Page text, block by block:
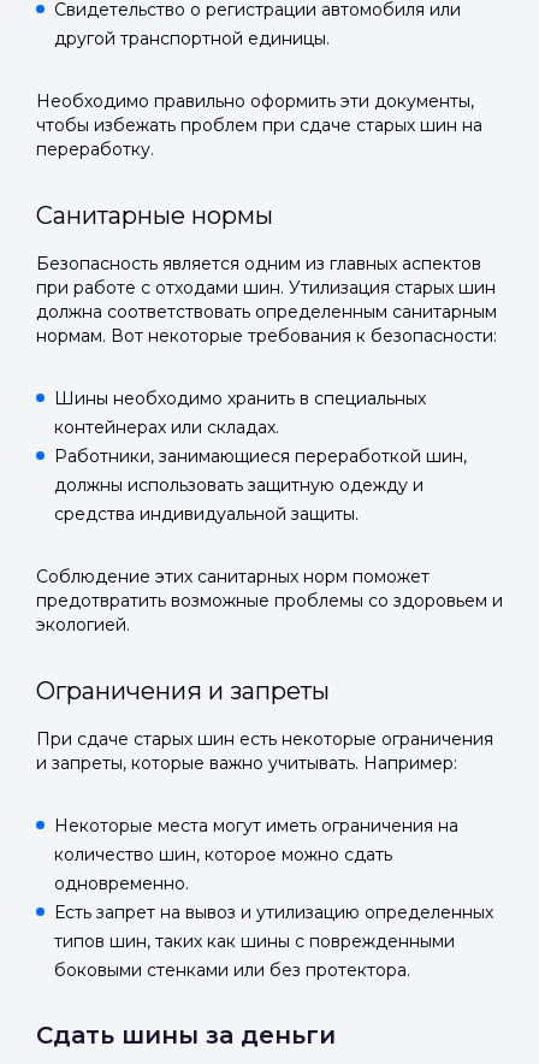
Войти в
Мы отправим код для входа на ваш
номер телефона.
Отправить код
Отправьте заявку через мессенджер-бот — магазины
AI-оценка прямо в чате.
Telegram
или подайте через форму на сайте
Войти в ЛК и заполнить форму
Отправьте заявку через мессенджер-бот — магазины
AI-оценка прямо в чате.
Telegram
или подайте через форму на сайте
Войти в ЛК и заполнить форму
Свидетельство о регистрации автомобиля или
другой транспортной единицы.
Необходимо правильно оформить эти документы,
чтобы избежать проблем при сдаче старых шин на
переработку.
Санитарные нормы
Безопасность является одним из главных аспектов
при работе с отходами шин. Утилизация старых шин
должна соответствовать определенным санитарным
нормам. Вот некоторые требования к безопасности:
Шины необходимо хранить в специальных
контейнерах или складах.
Работники, занимающиеся переработкой шин,
должны использовать защитную одежду и
средства индивидуальной защиты.
Соблюдение этих санитарных норм поможет
предотвратить возможные проблемы со здоровьем и
экологией.
Ограничения и запреты
При сдаче старых шин есть некоторые ограничения
и запреты, которые важно учитывать. Например:
Некоторые места могут иметь ограничения на
количество шин, которое можно сдать
одновременно.
Есть запрет на вывоз и утилизацию определенных
типов шин, таких как шины с поврежденными
боковыми стенками или без протектора.
Сдать шины за деньги